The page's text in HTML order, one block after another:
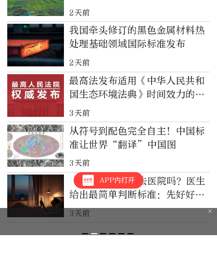
2天前
我国牵头修订的黑色金属材料热
处理基础领域国际标准发布
2天前
最高法发布适用《中华人民共和
国生态环境法典》时间效力的若
干规定
3天前
从符号到配色完全自主！中国标
准让世界“翻译”中国图
3天前
“低精力”需要去医院吗？医生
给出最简单判断标准：先好好睡
一觉｜都视频·热观察
3天前
APP内打开
《中华人民共和国国歌》标准演奏曲